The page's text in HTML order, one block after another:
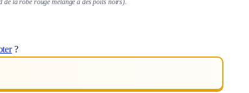
?